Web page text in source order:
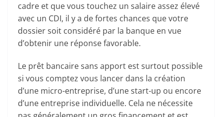
cadre et que vous touchez un salaire assez élevé
avec un CDI, il y a de fortes chances que votre
dossier soit considéré par la banque en vue
d’obtenir une réponse favorable.
Le prêt bancaire sans apport est surtout possible
si vous comptez vous lancer dans la création
d’une micro-entreprise, d’une start-up ou encore
d’une entreprise individuelle. Cela ne nécessite